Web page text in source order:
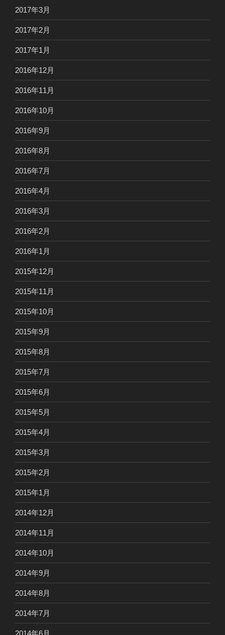
2017年3月
2017年2月
2017年1月
2016年12月
2016年11月
2016年10月
2016年9月
2016年8月
2016年7月
2016年4月
2016年3月
2016年2月
2016年1月
2015年12月
2015年11月
2015年10月
2015年9月
2015年8月
2015年7月
2015年6月
2015年5月
2015年4月
2015年3月
2015年2月
2015年1月
2014年12月
2014年11月
2014年10月
2014年9月
2014年8月
2014年7月
2014年6月